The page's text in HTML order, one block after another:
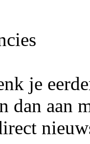
je
dan aan